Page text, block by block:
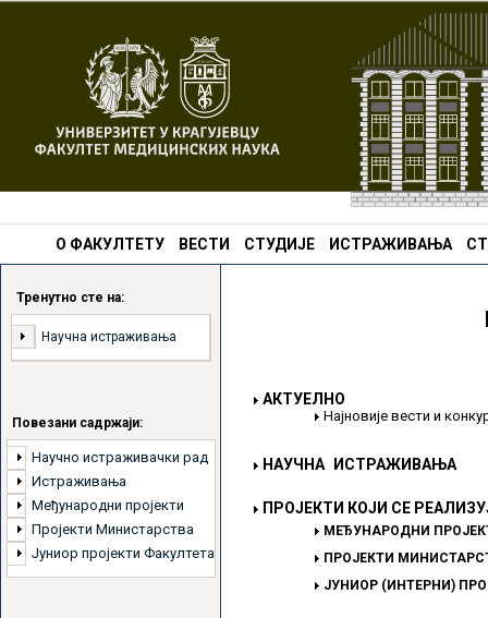
О ФАКУЛТЕТУ ВЕСТИ СТУДИЈЕ ИСТРАЖИВАЊА
Тренутно сте на:
Научна истраживања
Повезани садржаји:
Научно истраживачки рад
Истраживања
Међународни пројекти
Пројекти Министарства
Јуниор пројекти Факултета
АКТУЕЛНО
Најновије вести и
НАУЧНА ИСТРАЖИВАЊА
ПРОЈЕКТИ КОЈИ СЕ
МЕЂУНАРОДНИ
ПРОЈЕКТИ
ЈУНИОР (ИНТЕРНИ)